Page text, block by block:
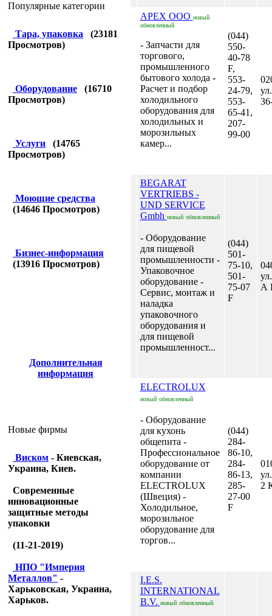
Популярные категории
Тара, упаковка (23181
Просмотров)
Оборудование (16710
Просмотров)
Услуги (14765
Просмотров)
Моющие средства
(14646 Просмотров)
Бизнес-информация
(13916 Просмотров)
Дополнительная
информация
Новые фирмы
Виском - Киевская,
Украина, Киев.
Современные
инновационные
защитные методы
упаковки
(11-21-2019)
НПО "Империя
Металлов" -
Харьковская, Украина,
Харьков.
APEX ООО новый
обновленный
- Запчасти для
торгового,
промышленного
бытового холода -
Расчет и подбор
холодильного
оборудования для
холодильных и
морозильных
камер...
(044)
550-
40-78
F,
553-
24-79,
553-
65-41,
207-
99-00
BEGARAT
VERTRIEBS -
UND SERVICE
Gmbh новый обновленный
- Оборудование
для пищевой
промышленности -
Упаковочное
оборудование -
Сервис, монтаж и
наладка
упаковочного
оборудования и
для пищевой
промышленност...
(044)
501-
75-10,
501-
75-07
F
А
ELECTROLUX
новый обновленный
- Оборудование
для кухонь
общепита -
Профессиональное
оборудование от
компании
ELECTROLUX
(Швеция) -
Холодильное,
морозильное
оборудование для
торгов...
(044)
284-
86-10,
284-
86-13,
285-
27-00
F
2
I.E.S.
INTERNATIONAL
B.V. новый обновленный